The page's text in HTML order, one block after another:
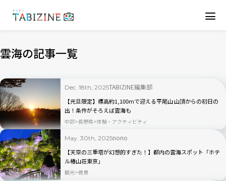
雲海の記事一覧
Dec. 18th, 2025TABIZINE編集部
【元旦限定】標高約1,100mで迎える平尾山 山頂からの初日の
出！条件がそろえば雲海も
中部 長野県 体験・アクティビティ
May. 30th, 2025nono
【天空の三重塔が幻想的すぎた！】都内の雲海スポット「ホテ
ル椿山荘東京」
観光 絶景